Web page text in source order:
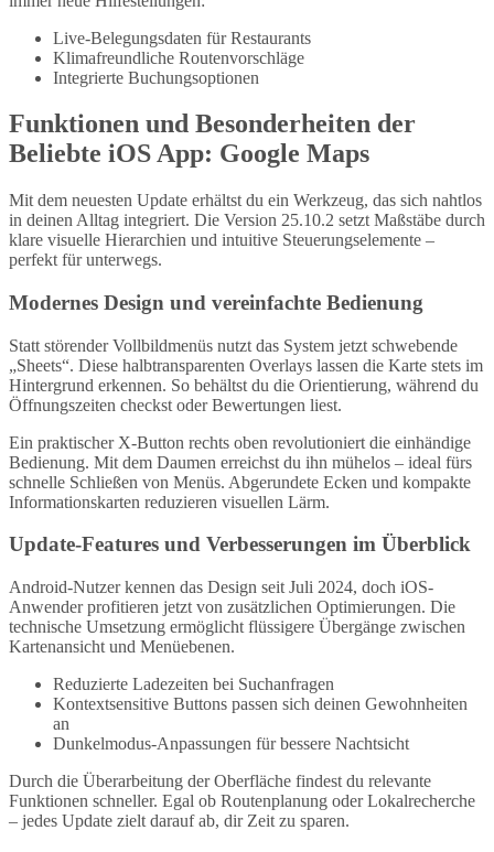
Live-Belegungsdaten für Restaurants
Klimafreundliche Routenvorschläge
Integrierte Buchungsoptionen
Funktionen und Besonderheiten der
Beliebte iOS App: Google Maps
Mit dem neuesten Update erhältst du ein Werkzeug, das sich nahtlos
in deinen Alltag integriert. Die Version 25.10.2 setzt Maßstäbe durch
klare visuelle Hierarchien und intuitive Steuerungselemente –
perfekt für unterwegs.
Modernes Design und vereinfachte Bedienung
Statt störender Vollbildmenüs nutzt das System jetzt schwebende
„Sheets“. Diese halbtransparenten Overlays lassen die Karte stets im
Hintergrund erkennen. So behältst du die Orientierung, während du
Öffnungszeiten checkst oder Bewertungen liest.
Ein praktischer X-Button rechts oben revolutioniert die einhändige
Bedienung. Mit dem Daumen erreichst du ihn mühelos – ideal fürs
schnelle Schließen von Menüs. Abgerundete Ecken und kompakte
Informationskarten reduzieren visuellen Lärm.
Update-Features und Verbesserungen im Überblick
Android-Nutzer kennen das Design seit Juli 2024, doch iOS-
Anwender profitieren jetzt von zusätzlichen Optimierungen. Die
technische Umsetzung ermöglicht flüssigere Übergänge zwischen
Kartenansicht und Menüebenen.
Reduzierte Ladezeiten bei Suchanfragen
Kontextsensitive Buttons passen sich deinen Gewohnheiten
an
Dunkelmodus-Anpassungen für bessere Nachtsicht
Durch die Überarbeitung der Oberfläche findest du relevante
Funktionen schneller. Egal ob Routenplanung oder Lokalrecherche
– jedes Update zielt darauf ab, dir Zeit zu sparen.